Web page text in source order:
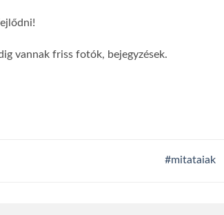
vannak friss fotók, bejegyzések.
#mitataiak